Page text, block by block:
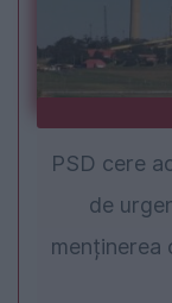
PSD cere
de
menținerea